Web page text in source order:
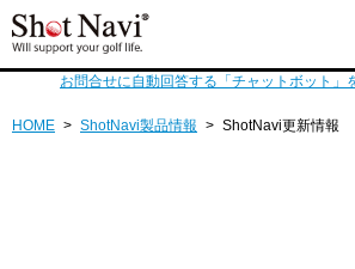
お問合せに自動回答する「チャットボット」
HOME > ShotNavi製品情報 > ShotNavi更新情報